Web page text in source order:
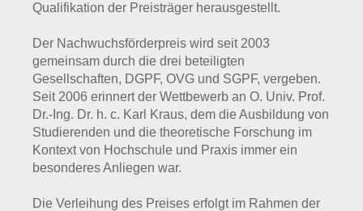
Qualifikation der Preisträger herausgestellt.
Der Nachwuchsförderpreis wird seit 2003
gemeinsam durch die drei beteiligten
Gesellschaften, DGPF, OVG und SGPF, vergeben.
Seit 2006 erinnert der Wettbewerb an O. Univ. Prof.
Dr.-Ing. Dr. h. c. Karl Kraus, dem die Ausbildung von
Studierenden und die theoretische Forschung im
Kontext von Hochschule und Praxis immer ein
besonderes Anliegen war.
Die Verleihung des Preises erfolgt im Rahmen der